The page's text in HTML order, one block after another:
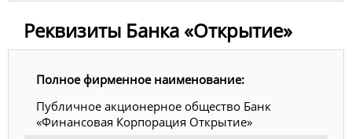
Реквизиты Банка «Открытие»
Полное фирменное наименование:
Публичное акционерное общество Банк
«Финансовая Корпорация Открытие»